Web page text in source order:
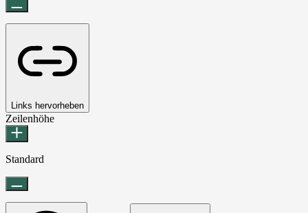
Links hervorheben
Zeilenhöhe
Standard